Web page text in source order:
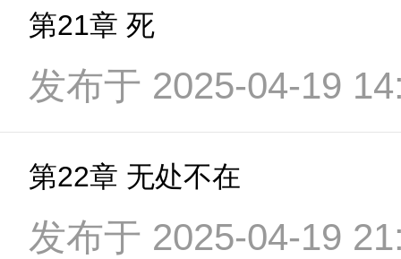
第21章 死
发布于 2025-04-19
第22章 无处不在
发布于 2025-04-19